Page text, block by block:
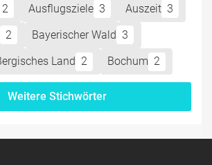
2 Ausflugsziele 3 Auszeit 3
2 Bayerischer Wald 3
Land 2 Bochum 2
Weitere Stichwörter